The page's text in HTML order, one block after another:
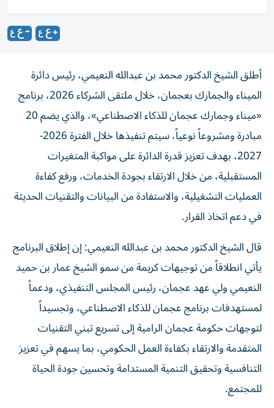
أطلق الشيخ الدكتور محمد بن عبدالله النعيمي، رئيس دائرة
الميناء والجمارك بعجمان، خلال ملتقى الشركاء 2026، برنامج
«ميناء وجمارك عجمان للذكاء الاصطناعي»، والذي يضم 20
مبادرة ومشروعاً نوعياً، سيتم تنفيذها خلال الفترة 2026-
2027، بهدف تعزيز قدرة الدائرة على مواكبة المتغيرات
المستقبلية، من خلال الارتقاء بجودة الخدمات، ورفع كفاءة
العمليات التشغيلية، والاستفادة من البيانات والتقنيات الحديثة
في دعم اتخاذ القرار.
قال الشيخ الدكتور محمد بن عبدالله النعيمي: إن إطلاق البرنامج
يأتي انطلاقاً من توجيهات كريمة من سمو الشيخ عمار بن حميد
النعيمي ولي عهد عجمان، رئيس المجلس التنفيذي، ودعماً
لمستهدفات برنامج عجمان للذكاء الاصطناعي، وتجسيداً
لتوجهات حكومة عجمان الرامية إلى تسريع تبني التقنيات
المتقدمة والارتقاء بكفاءة العمل الحكومي، بما يسهم في تعزيز
التنافسية وتحقيق التنمية المستدامة وتحسين جودة الحياة
للمجتمع.